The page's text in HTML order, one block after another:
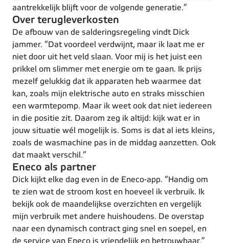
aantrekkelijk blijft voor de volgende generatie.”
Over terugleverkosten
De afbouw van de salderingsregeling vindt Dick
jammer. “Dat voordeel verdwijnt, maar ik laat me er
niet door uit het veld slaan. Voor mij is het juist een
prikkel om slimmer met energie om te gaan. Ik prijs
mezelf gelukkig dat ik apparaten heb waarmee dat
kan, zoals mijn elektrische auto en straks misschien
een warmtepomp. Maar ik weet ook dat niet iedereen
in die positie zit. Daarom zeg ik altijd: kijk wat er in
jouw situatie wél mogelijk is. Soms is dat al iets kleins,
zoals de wasmachine pas in de middag aanzetten. Ook
dat maakt verschil.”
Eneco als partner
Dick kijkt elke dag even in de Eneco-app. “Handig om
te zien wat de stroom kost en hoeveel ik verbruik. Ik
bekijk ook de maandelijkse overzichten en vergelijk
mijn verbruik met andere huishoudens. De overstap
naar een dynamisch contract ging snel en soepel, en
de service van Eneco is vriendelijk en betrouwbaar.”